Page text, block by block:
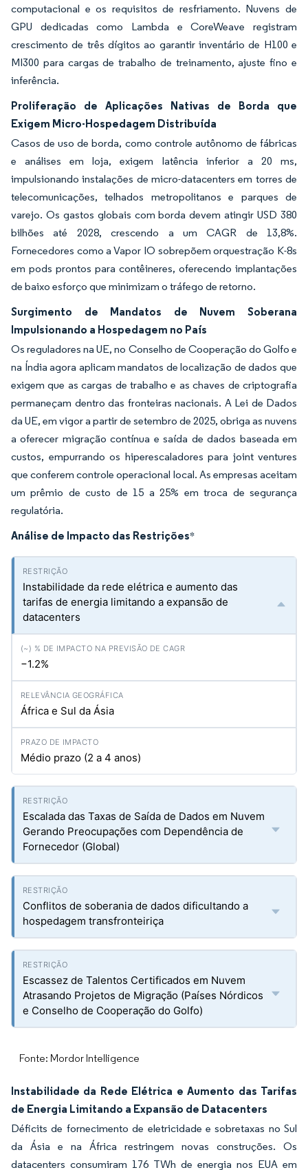
computacional e os requisitos de resfriamento. Nuvens de
GPU dedicadas como Lambda e CoreWeave registram
crescimento de três dígitos ao garantir inventário de H100 e
MI300 para cargas de trabalho de treinamento, ajuste fino e
inferência.
Proliferação de Aplicações Nativas de Borda que
Exigem Micro-Hospedagem Distribuída
Casos de uso de borda, como controle autônomo de fábricas
e análises em loja, exigem latência inferior a 20 ms,
impulsionando instalações de micro-datacenters em torres de
telecomunicações, telhados metropolitanos e parques de
varejo. Os gastos globais com borda devem atingir USD 380
bilhões até 2028, crescendo a um CAGR de 13,8%.
Fornecedores como a Vapor IO sobrepõem orquestração K-8s
em pods prontos para contêineres, oferecendo implantações
de baixo esforço que minimizam o tráfego de retorno.
Surgimento de Mandatos de Nuvem Soberana
Impulsionando a Hospedagem no País
Os reguladores na UE, no Conselho de Cooperação do Golfo e
na Índia agora aplicam mandatos de localização de dados que
exigem que as cargas de trabalho e as chaves de criptografia
permaneçam dentro das fronteiras nacionais. A Lei de Dados
da UE, em vigor a partir de setembro de 2025, obriga as nuvens
a oferecer migração contínua e saída de dados baseada em
custos, empurrando os hiperescaladores para joint ventures
que conferem controle operacional local. As empresas aceitam
um prêmio de custo de 15 a 25% em troca de segurança
regulatória.
Análise de Impacto das Restrições*
Instabilidade da rede elétrica e aumento das
tarifas de energia limitando a expansão de
datacenters
−1.2%
África e Sul da Ásia
Médio prazo (2 a 4 anos)
Escalada das Taxas de Saída de Dados em Nuvem
Gerando Preocupações com Dependência de
Fornecedor (Global)
Conflitos de soberania de dados dificultando a
hospedagem transfronteiriça
Escassez de Talentos Certificados em Nuvem
Atrasando Projetos de Migração (Países Nórdicos
e Conselho de Cooperação do Golfo)
Fonte: Mordor Intelligence
Instabilidade da Rede Elétrica e Aumento das Tarifas
de Energia Limitando a Expansão de Datacenters
Déficits de fornecimento de eletricidade e sobretaxas no Sul
da Ásia e na África restringem novas construções. Os
datacenters consumiram 176 TWh de energia nos EUA em